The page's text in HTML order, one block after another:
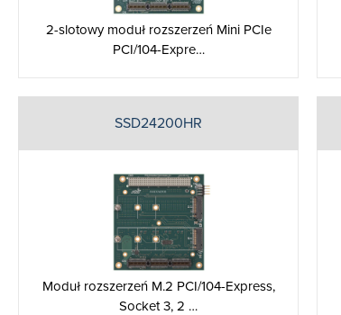
2-slotowy moduł rozszerzeń Mini PCIe
PCI/104-Expre…
SSD24200HR
Moduł rozszerzeń M.2 PCI/104-Express,
Socket 3, 2 …